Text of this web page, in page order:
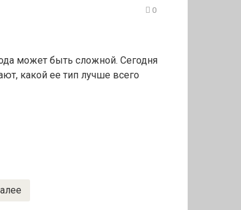
0
может быть сложной. Сегодня
какой ее тип лучше всего